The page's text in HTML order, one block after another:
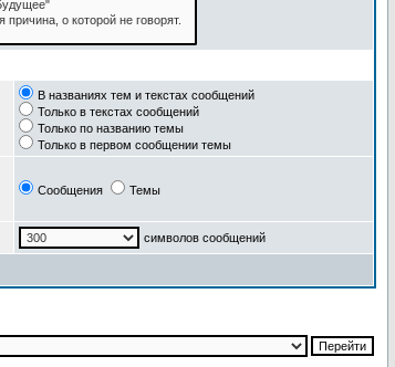
В названиях тем и текстах сообщений
Только в текстах сообщений
Только по названию темы
Только в первом сообщении темы
Сообщения Темы
символов сообщений